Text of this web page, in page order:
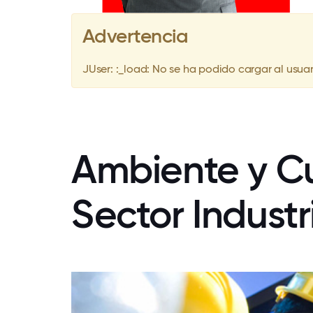
Advertencia
JUser: :_load: No se ha podido cargar al
Ambiente y
Sector